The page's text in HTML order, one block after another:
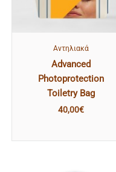
Αντηλιακά
Advanced
Photoprotection
Toiletry Bag
40,00€